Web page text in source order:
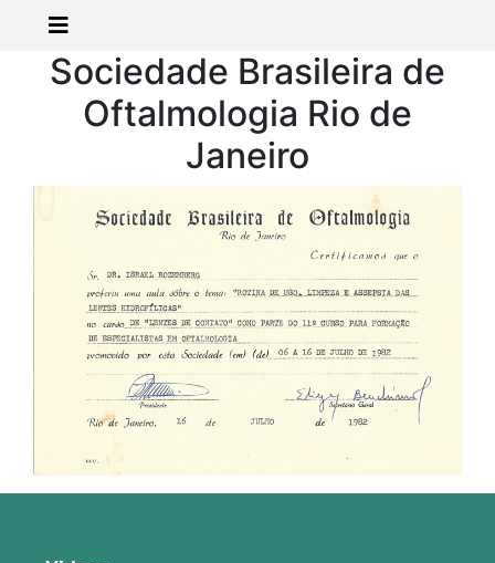
Sociedade Brasileira de
Oftalmologia Rio de
Janeiro